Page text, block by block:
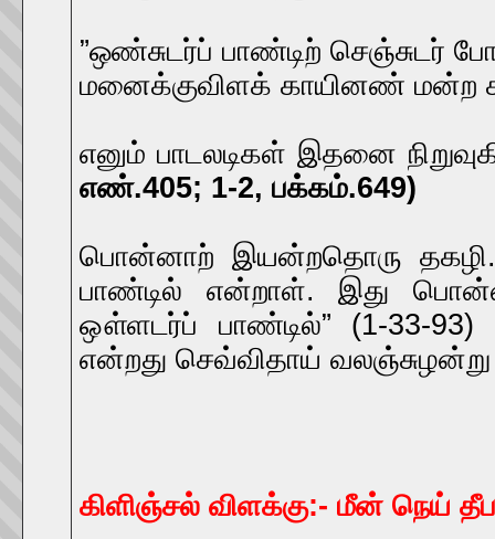
”ஒண்சுடர்ப் பாண்டிற் செஞ்சுடர்
மனைக்குவிளக் காயினண் மன்ற
எனும் பாடலடிகள் இதனை
எண்.405; 1-2, பக்கம்.649)
பொன்னாற் இயன்றதொரு
பாண்டில் என்றாள். இது
ஔ்ளடர்ப் பாண்டில்” (1-33-93)
என்றது செவ்விதாய் வலஞ்சுழன்று
கிளிஞ்சல் விளக்கு:- மீன் நெய்